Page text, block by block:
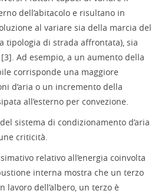
dell’abitacolo e risultano in
al variare sia della marcia del
tipologia di strada affrontata), sia
Ad esempio, a un aumento della
corrisponde una maggiore
d’aria o un incremento della
all’esterno per convezione.
sistema di condizionamento d’aria
criticità.
relativo all’energia coinvolta
interna mostra che un terzo
lavoro dell’albero, un terzo è